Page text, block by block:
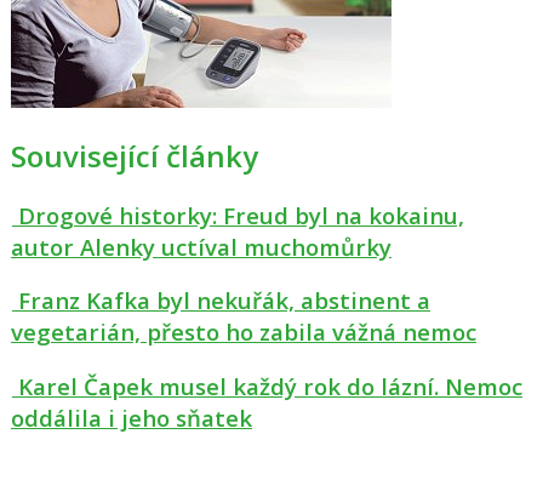
Související články
Drogové historky: Freud byl na kokainu,
autor Alenky uctíval muchomůrky
Franz Kafka byl nekuřák, abstinent a
vegetarián, přesto ho zabila vážná nemoc
Karel Čapek musel každý rok do lázní. Nemoc
oddálila i jeho sňatek